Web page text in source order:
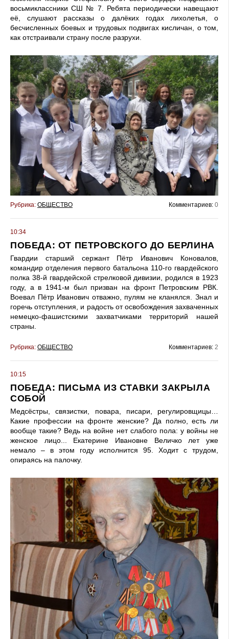
восьмиклассники СШ № 7. Ребята периодически навещают
её, слушают рассказы о далёких годах лихолетья, о
бесчисленных боевых и трудовых подвигах кисличан, о том,
как отстраивали страну после разрухи.
Рубрика: ОБЩЕСТВО Комментариев: 0
10:34
ПОБЕДА: ОТ ПЕТРОВСКОГО ДО БЕРЛИНА
Гвардии старший сержант Пётр Иванович Коновалов,
командир отделения первого батальона 110-го гвардейского
полка 38-й гвардейской стрелковой дивизии, родился в 1923
году, а в 1941-м был призван на фронт Петровским РВК.
Воевал Пётр Иванович отважно, пулям не кланялся. Знал и
горечь отступления, и радость от освобождения захваченных
немецко-фашистскими захватчиками территорий нашей
страны.
Рубрика: ОБЩЕСТВО Комментариев: 2
10:15
ПОБЕДА: ПИСЬМА ИЗ СТАВКИ ЗАКРЫЛА
СОБОЙ
Медсёстры, связистки, повара, писари, регулировщицы…
Какие профессии на фронте женские? Да полно, есть ли
вообще такие? Ведь на войне нет слабого пола: у войны не
женское лицо... Екатерине Ивановне Величко лет уже
немало – в этом году исполнится 95. Ходит с трудом,
опираясь на палочку.